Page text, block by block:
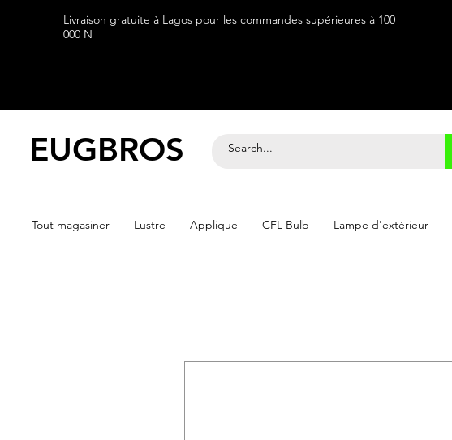
Livraison gratuite à Lagos pour les commandes supérieures à 100
000 N
EUGBROS
Tout magasiner Lustre Applique CFL Bulb Lampe d'extérieur